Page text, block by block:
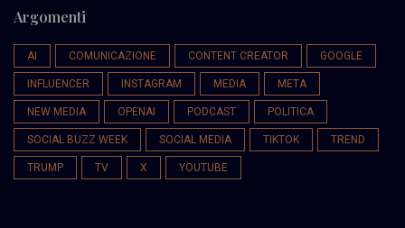
Argomenti
AI COMUNICAZIONE CONTENT CREATOR GOOGLE
INFLUENCER INSTAGRAM MEDIA META
NEW MEDIA OPENAI PODCAST POLITICA
SOCIAL BUZZ WEEK SOCIAL MEDIA TIKTOK TREND
TRUMP TV X YOUTUBE